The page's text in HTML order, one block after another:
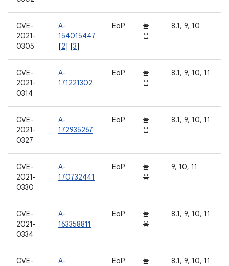
CVE-
2021-
0305
A-
154015447
[2] [3]
EoP
높
음
8.1, 9, 10
CVE-
2021-
0314
A-
171221302
EoP
높
음
8.1, 9, 10, 11
CVE-
2021-
0327
A-
172935267
EoP
높
음
8.1, 9, 10, 11
CVE-
2021-
0330
A-
170732441
EoP
높
음
9, 10, 11
CVE-
2021-
0334
A-
163358811
EoP
높
음
8.1, 9, 10, 11
CVE-
A-
EoP
높
8.1, 9, 10, 11